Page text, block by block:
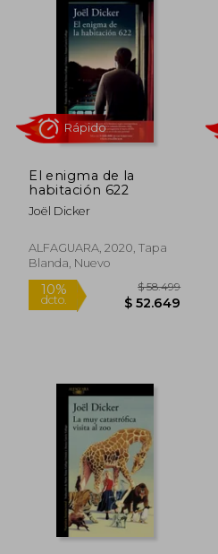
4%
dcto. $ 46.914
El enigma de la
habitación 622
Joël Dicker
ALFAGUARA, 2020, Tapa
Blanda, Nuevo